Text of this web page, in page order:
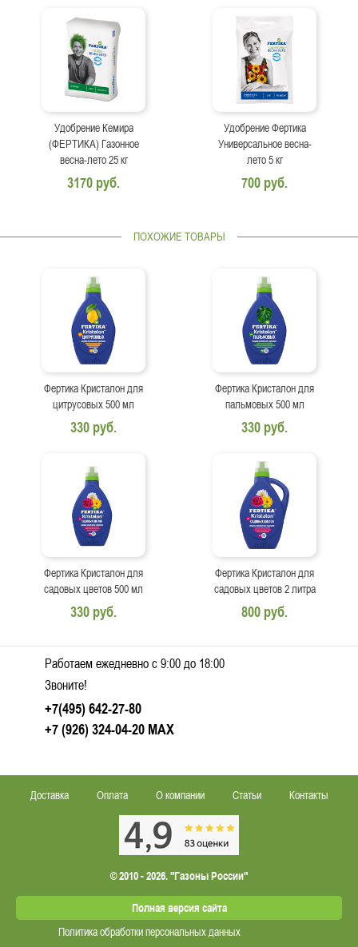
Удобрение Кемира
(ФЕРТИКА) Газонное
весна-лето 25 кг
3170 руб.
Удобрение Фертика
Универсальное весна-
лето 5 кг
700 руб.
ПОХОЖИЕ ТОВАРЫ
Фертика Кристалон для
цитрусовых 500 мл
330 руб.
Фертика Кристалон для
пальмовых 500 мл
330 руб.
Фертика Кристалон для
садовых цветов 500 мл
330 руб.
Фертика Кристалон для
садовых цветов 2 литра
800 руб.
Работаем ежедневно c 9:00 до 18:00
Звоните!
+7(495) 642-27-80
+7 (926) 324-04-20 MAX
Доставка Оплата О компании Статьи Контакты
© 2010 - 2026. "Газоны России"
Полная версия сайта
Политика обработки персональных данных